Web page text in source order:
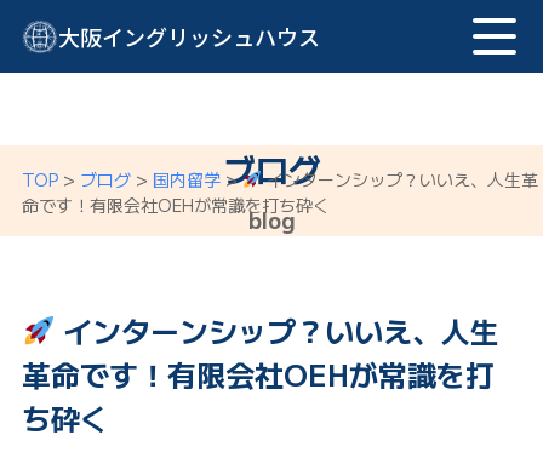
大阪イングリッシュハウス
TOP > ブログ > 国内留学 >
インターンシップ？いいえ、人生革
命です！有限会社OEHが常識を打ち砕く
ブログ
blog
インターンシップ？いいえ、人生
革命です！有限会社OEHが常識を打
ち砕く